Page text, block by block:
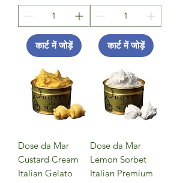
कार्ट में जोड़ें कार्ट में जोड़ें
Dose da Mar
Custard Cream
Italian Gelato
Dose da Mar
Lemon Sorbet
Italian Premium